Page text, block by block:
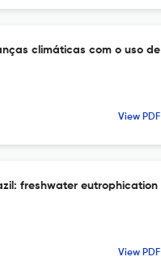
climáticas com o uso de
View PDF
freshwater eutrophication
View PDF